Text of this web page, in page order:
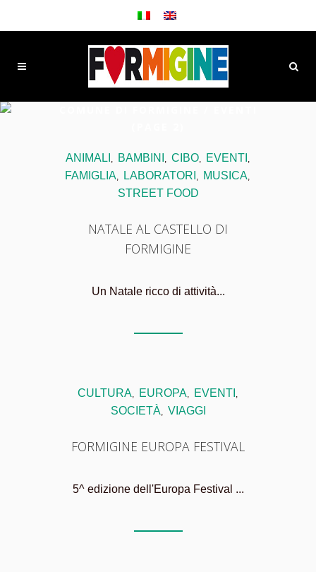
ANIMALI , BAMBINI , CIBO, EVENTI ,
FAMIGLIA, LABORATORI , MUSICA,
STREET FOOD
NATALE AL CASTELLO DI
FORMIGINE
Un Natale ricco di attività...
CULTURA, EUROPA, EVENTI ,
SOCIETÀ, VIAGGI
FORMIGINE EUROPA FESTIVAL
5^ edizione dell'Europa Festival ...